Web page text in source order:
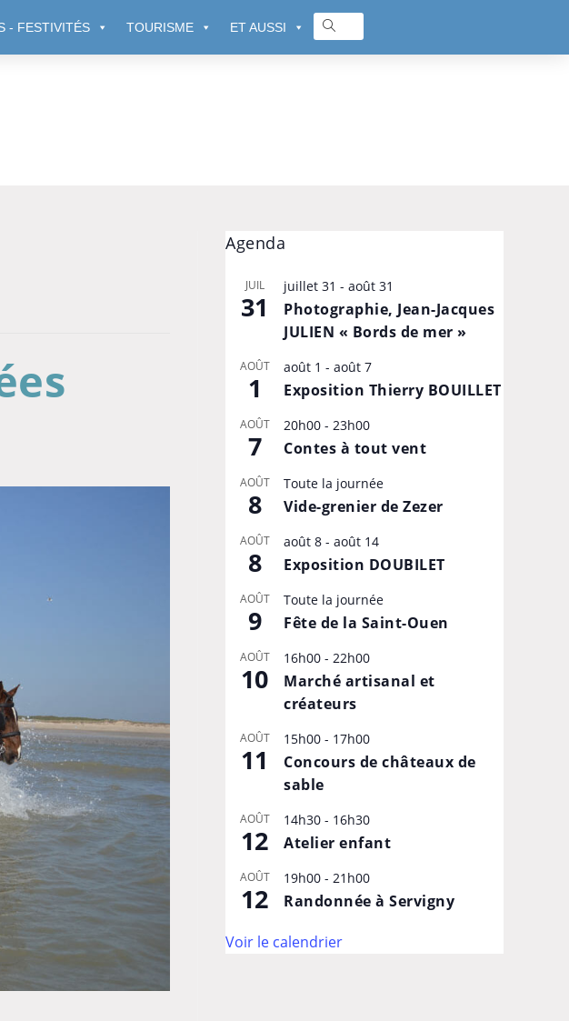
- FESTIVITÉS TOURISME ET AUSSI
Agenda
JUIL
31
juillet 31 - août 31
Photographie, Jean-Jacques
JULIEN « Bords de mer »
AOÛT
1
août 1 - août 7
Exposition Thierry BOUILLET
AOÛT
7
20h00 - 23h00
Contes à tout vent
AOÛT
8
Toute la journée
Vide-grenier de Zezer
AOÛT
8
août 8 - août 14
Exposition DOUBILET
AOÛT
9
Toute la journée
Fête de la Saint-Ouen
AOÛT
10
16h00 - 22h00
Marché artisanal et
créateurs
AOÛT
11
15h00 - 17h00
Concours de châteaux de
sable
AOÛT
12
14h30 - 16h30
Atelier enfant
AOÛT
12
19h00 - 21h00
Randonnée à Servigny
Voir le calendrier